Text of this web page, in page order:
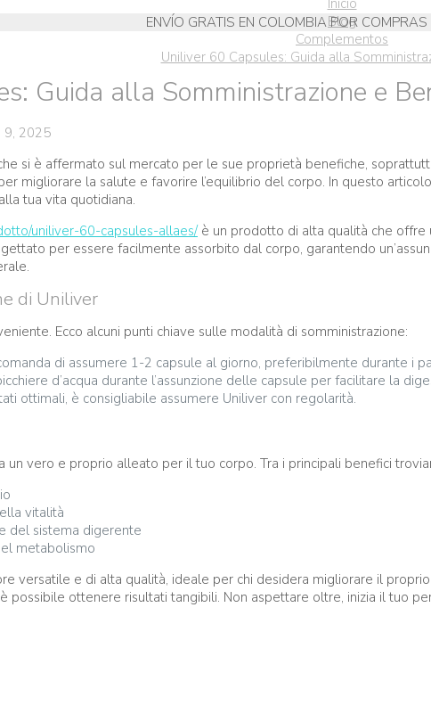
ENVÍO GRATIS EN COLOMBIA POR
Inicio
Blog
Complementos
Uniliver 60 Capsules: Guida alla
Guida alla Somministrazione e
9, 2025
si è affermato sul mercato per le sue proprietà benefiche,
migliorare la salute e favorire l’equilibrio del corpo. In questo
tua vita quotidiana.
uniliver-60-capsules-allaes/è un prodotto di alta qualità che offre
per essere facilmente assorbito dal corpo, garantendo
di Uniliver
Ecco alcuni punti chiave sulle modalità di somministrazione:
di assumere 1-2 capsule al giorno, preferibilmente durante i
d’acqua durante l’assunzione delle capsule per facilitare la
ottimali, è consigliabile assumere Uniliver con regolarità.
un vero e proprio alleato per il tuo corpo. Tra i principali benefici
vitalità
del sistema digerente
metabolismo
versatile e di alta qualità, ideale per chi desidera migliorare il
possibile ottenere risultati tangibili. Non aspettare oltre, inizia il tuo